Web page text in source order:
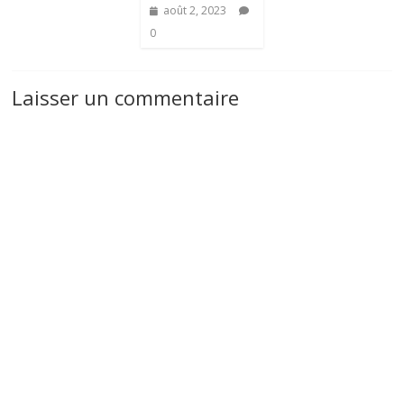
août 2, 2023
0
Laisser un commentaire